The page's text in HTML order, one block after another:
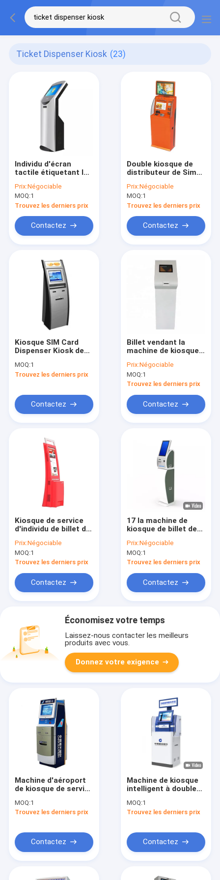
Ticket Dispenser Kiosk (23)
Individu d'écran
tactile étiquetant la
contact de paiement
de kiosque de
distributeur
Prix:Négociable
MOQ:1
Trouvez les derniers prix
Contactez
Double kiosque de
distributeur de Sim
Machine Ticket
d'écran avec
l'accepteur de pièce
de monnaie
Prix:Négociable
MOQ:1
Trouvez les derniers prix
Contactez
Kiosque SIM Card
Dispenser Kiosk de
paiement d'individu
de 21,5 pouces
MOQ:1
Trouvez les derniers prix
Contactez
Billet vendant la
machine de kiosque
comme équipement
de service
Prix:Négociable
MOQ:1
Trouvez les derniers prix
Contactez
Kiosque de service
d'individu de billet de
avec l'écran tactile
infrarouge ou
capacitif
Prix:Négociable
MOQ:1
Trouvez les derniers prix
Contactez
17 la machine de
kiosque de billet de
de l'unité centrale de
traitement i3 de
pouce a adapté le
du client de Code QR
Prix:Négociable
MOQ:1
Trouvez les derniers prix
Contactez
Économisez votre temps
Laissez-nous contacter les meilleurs
produits avec vous.
Donnez votre exigence
Machine d'aéroport
de kiosque de service
carte de transport
MOQ:1
Trouvez les derniers prix
Contactez
Machine de kiosque
intelligent à double
MOQ:1
Trouvez les derniers prix
Contactez